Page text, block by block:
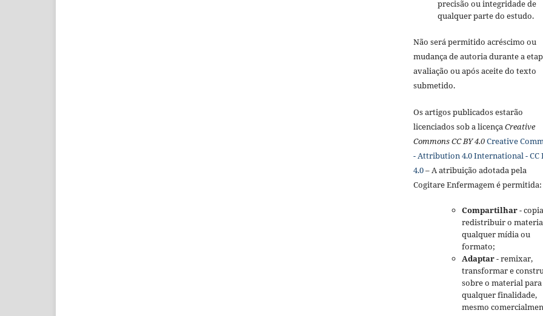
precisão ou integridade de
qualquer parte do estudo.
Não será permitido acréscimo ou
mudança de autoria durante a
avaliação ou após aceite do texto
submetido.
Os artigos publicados estarão
licenciados sob a licença Creative
Commons CC BY 4.0Creative
- Attribution 4.0 International - CC
4.0– A atribuição adotada pela
Cogitare Enfermagem é permitida:
Compartilhar-
redistribuir o
qualquer mídia ou
formato;
Adaptar- remixar,
transformar e
sobre o material para
qualquer finalidade,
mesmo